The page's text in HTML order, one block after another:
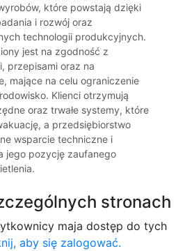
które powstają dzięki
i rozwój oraz
technologii produkcyjnych.
jest na zgodność z
przepisami oraz na
mające na celu ograniczenie
Klienci otrzymują
oraz trwałe systemy, które
a przedsiębiorstwo
wsparcie techniczne i
jego pozycję zaufanego
stronach
maja dostęp do tych
aby się zalogować.